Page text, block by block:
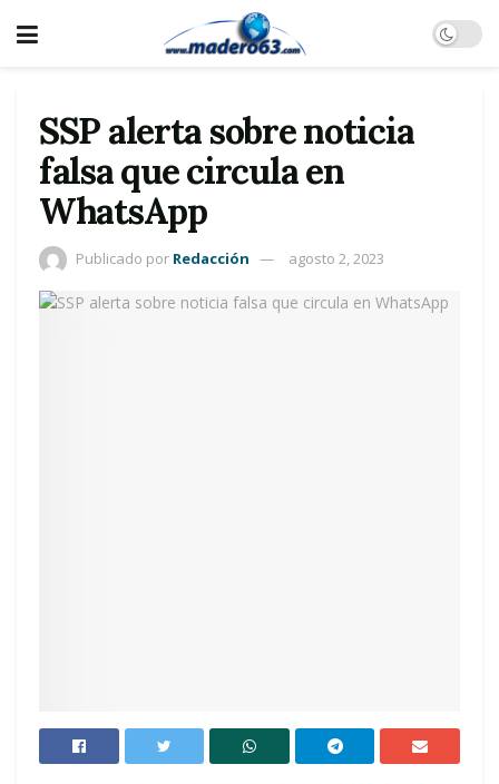
SSP alerta sobre noticia
falsa que circula en
WhatsApp
Publicado por Redacción agosto 2, 2023